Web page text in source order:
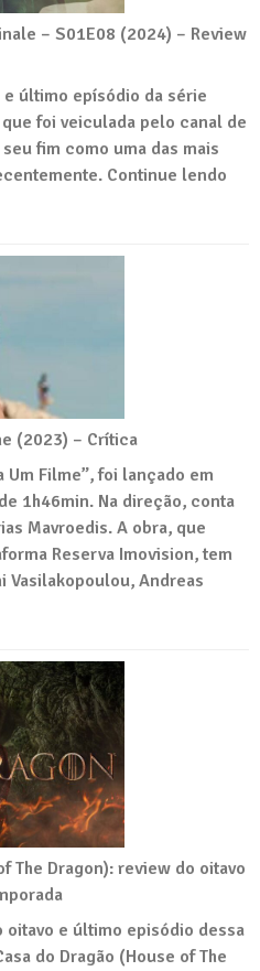
– S01E08 (2024) – Review
e último epísódio da série
foi veiculada pelo canal de
fim como uma das mais
Continue lendo
(2023) – Crítica
Um Filme”, foi lançado em
1h46min. Na direção, conta
Mavroedis. A obra, que
Reserva Imovision, tem
Vasilakopoulou, Andreas
The Dragon): review do oitavo
oitavo e último episódio dessa
do Dragão (House of The